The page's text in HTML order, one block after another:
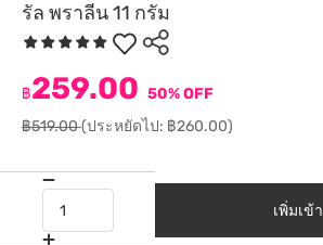
รัล พราลีน 11 กรัม
฿259.00 50% OFF
฿519.00(ประหยัดไป: ฿260.00)
เพิ่มเข้